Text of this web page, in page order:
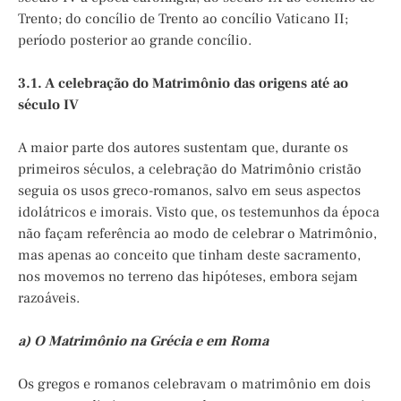
Trento; do concílio de Trento ao concílio Vaticano II;
período posterior ao grande concílio.
3.1. A celebração do Matrimônio das origens até ao
século IV
A maior parte dos autores sustentam que, durante os
primeiros séculos, a celebração do Matrimônio cristão
seguia os usos greco-romanos, salvo em seus aspectos
idolátricos e imorais. Visto que, os testemunhos da época
não façam referência ao modo de celebrar o Matrimônio,
mas apenas ao conceito que tinham deste sacramento,
nos movemos no terreno das hipóteses, embora sejam
razoáveis.
a) O Matrimônio na Grécia e em Roma
Os gregos e romanos celebravam o matrimônio em dois